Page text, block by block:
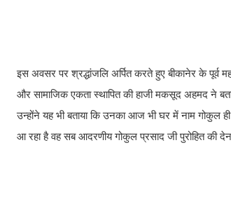
इस अवसर पर श्रद्धांजलि अर्पित करते हुए बीकानेर के पूर्व
और सामाजिक एकता स्थापित की हाजी मकसूद अहमद ने
उन्होंने यह भी बताया कि उनका आज भी घर में नाम गोकुल
आ रहा है वह सब आदरणीय गोकुल प्रसाद जी पुरोहित की